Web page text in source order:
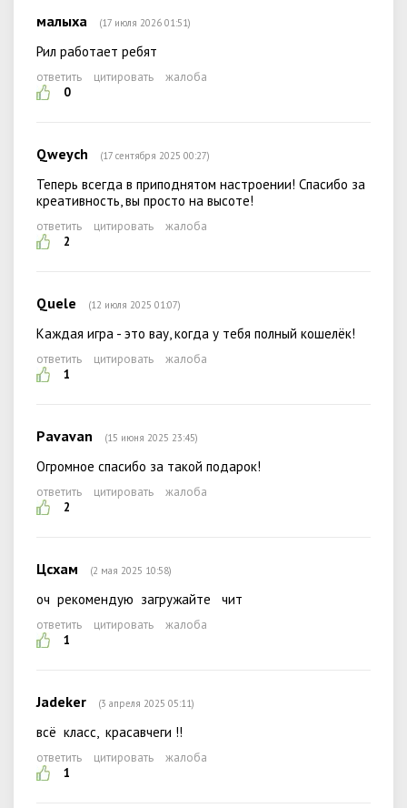
малыха (17 июля 2026 01:51)
Рил работает ребят
ответить цитировать
жалоба
0
Qweych (17 сентября 2025 00:27)
Теперь всегда в приподнятом настроении! Спасибо за
креативность, вы просто на высоте!
ответить цитировать
жалоба
2
Quele (12 июля 2025 01:07)
Каждая игра - это вау, когда у тебя полный кошелёк!
ответить цитировать
жалоба
1
Pavavan (15 июня 2025 23:45)
Огромное спасибо за такой подарок!
ответить цитировать
жалоба
2
Цсхам (2 мая 2025 10:58)
оч рекомендую загружайте чит
ответить цитировать
жалоба
1
Jadeker (3 апреля 2025 05:11)
всё класс, красавчеги !!
ответить цитировать
жалоба
1